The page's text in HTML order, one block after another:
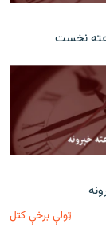
نخست
ټولې برخې کتل